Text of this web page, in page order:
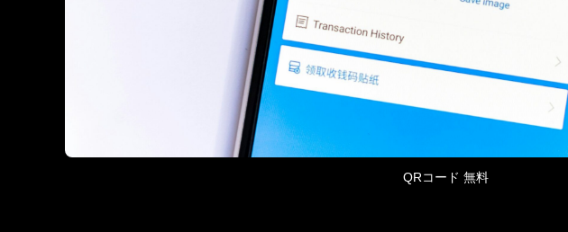
QRコード 無料